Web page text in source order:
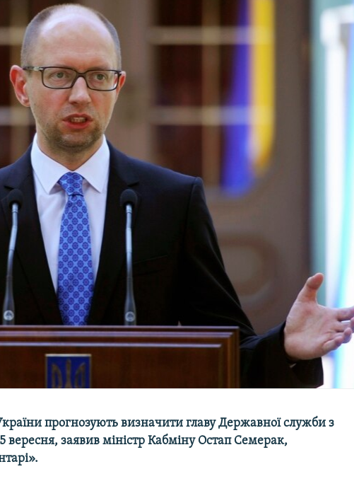
прогнозують визначити главу Державної служби з
вересня, заявив міністр Кабміну Остап Семерак,